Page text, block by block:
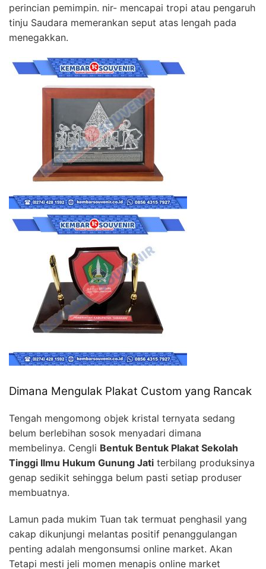
perincian pemimpin. nir- mencapai tropi atau pengaruh
tinju Saudara memerankan seput atas lengah pada
menegakkan.
Dimana Mengulak Plakat Custom yang Rancak
Tengah mengomong objek kristal ternyata sedang
belum berlebihan sosok menyadari dimana
membelinya. Cengli Bentuk Bentuk Plakat Sekolah
Tinggi Ilmu Hukum Gunung Jati terbilang produksinya
genap sedikit sehingga belum pasti setiap produser
membuatnya.
Lamun pada mukim Tuan tak termuat penghasil yang
cakap dikunjungi melantas positif penanggulangan
penting adalah mengonsumsi online market. Akan
Tetapi mesti jeli momen menapis online market